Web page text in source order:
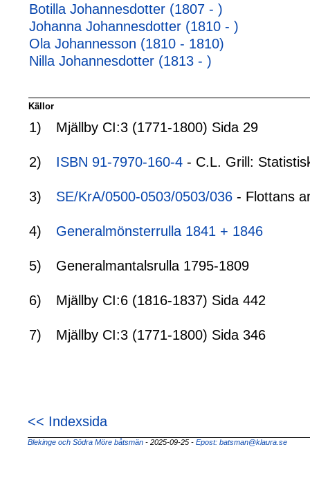
Botilla Johannesdotter (1807 - )
Johanna Johannesdotter (1810 - )
Ola Johannesson (1810 - 1810)
Nilla Johannesdotter (1813 - )
Källor
1) Mjällby CI:3 (1771-1800) Sida 29
2) ISBN 91-7970-160-4 - C.L. Grill:
3) SE/KrA/0500-0503/0503/036 - Flottans
4) Generalmönsterrulla 1841 + 1846
5) Generalmantalsrulla 1795-1809
6) Mjällby CI:6 (1816-1837) Sida 442
7) Mjällby CI:3 (1771-1800) Sida 346
<< Indexsida
Blekinge och Södra Möre båtsmän - 2025-09-25 - Epost: batsman@klaura.se